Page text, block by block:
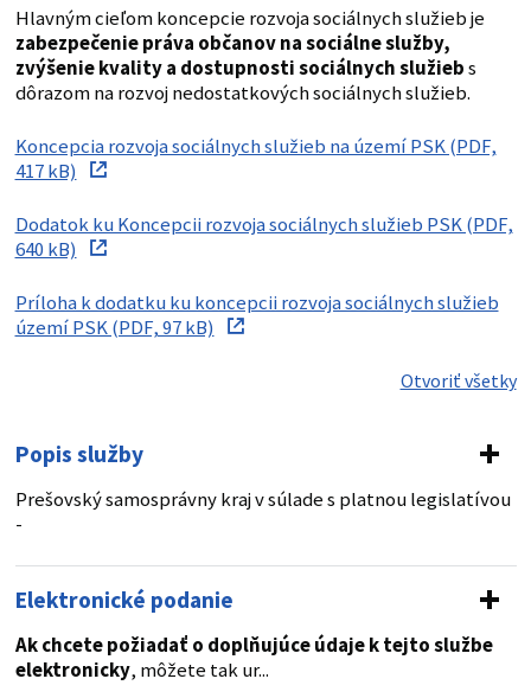
Hlavným cieľom koncepcie rozvoja sociálnych služieb je
zabezpečenie práva občanov na sociálne služby,
zvýšenie kvality a dostupnosti sociálnych služiebs
dôrazom na rozvoj nedostatkových sociálnych služieb.
Koncepcia rozvoja sociálnych služieb na území PSK (PDF,
417 kB)
Dodatok ku Koncepcii rozvoja sociálnych služieb PSK (PDF,
640 kB)
Príloha k dodatku ku koncepcii rozvoja sociálnych služieb
území PSK (PDF, 97 kB)
Otvoriť všetky
Popis služby
Prešovský samosprávny kraj v súlade s platnou legislatívou
-
Elektronické podanie
Ak chcete požiadať o doplňujúce údaje k tejto službe
elektronicky, môžete tak ur...